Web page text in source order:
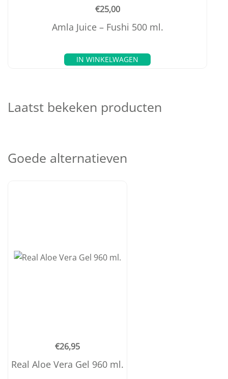
€25,00
Amla Juice – Fushi 500 ml.
IN WINKELWAGEN
Laatst bekeken producten
Goede alternatieven
€26,95
Real Aloe Vera Gel 960 ml.